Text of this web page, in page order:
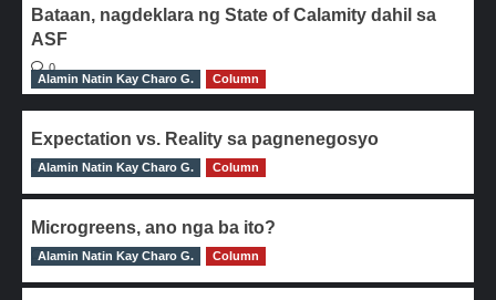
Bataan, nagdeklara ng State of Calamity dahil sa
ASF
0
Alamin Natin Kay Charo G.
Column
Expectation vs. Reality sa pagnenegosyo
0
Alamin Natin Kay Charo G. Column
Microgreens, ano nga ba ito?
0
Alamin Natin Kay Charo G. Column